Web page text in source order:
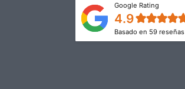
Google Rating
4.9
Basado en 59 reseñas